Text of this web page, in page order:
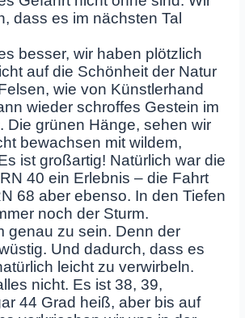
dass es im nächsten Tal
besser, wir haben plötzlich
auf die Schönheit der Natur
wie von Künstlerhand
wieder schroffes Gestein im
Die grünen Hänge, sehen wir
bewachsen mit wildem,
ist großartig! Natürlich war die
40 ein Erlebnis – die Fahrt
68 aber ebenso. In den Tiefen
noch der Sturm.
genau zu sein. Denn der
Und dadurch, dass es
leicht zu verwirbeln.
nicht. Es ist 38, 39,
44 Grad heiß, aber bis auf